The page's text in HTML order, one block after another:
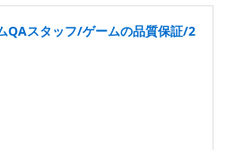
QAスタッフ/ゲームの品質保証/2